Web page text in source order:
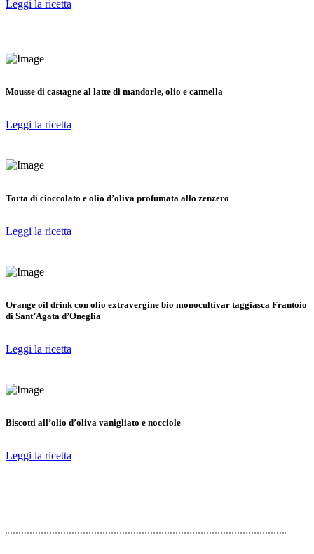
Leggi la ricetta
Mousse di castagne al latte di mandorle, olio e cannella
Leggi la ricetta
Torta di cioccolato e olio d’oliva profumata allo zenzero
Leggi la ricetta
Orange oil drink con olio extravergine bio monocultivar taggiasca Frantoio
di Sant’Agata d’Oneglia
Leggi la ricetta
Biscotti all’olio d’oliva vanigliato e nocciole
Leggi la ricetta